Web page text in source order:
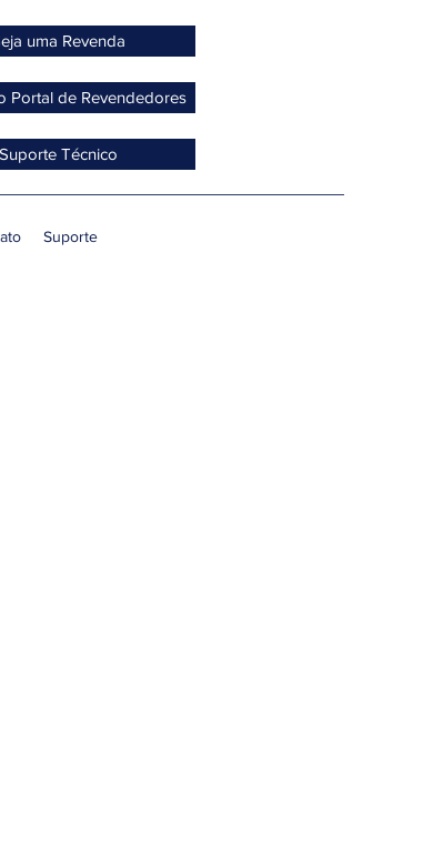
uma Revenda
Portal de Revendedores
Suporte Técnico
Suporte